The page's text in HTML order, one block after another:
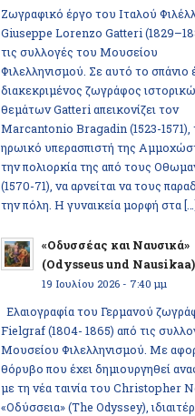
Ζωγραφικό έργο του Ιταλού
Giuseppe Lorenzo Gatteri
τις συλλογές του Μουσείου
Φιλελληνισμού. Σε αυτό το σπάνιο
διακεκριμένος ζωγράφος
θεμάτων Gatteri απεικονίζει τον
Marcantonio Bragadin (1523-1571),
ηρωικό υπερασπιστή της
την πολιορκία της από τους
(1570-71), να αρνείται να τους
την πόλη. Η γυναικεία μορφή στα […]
«Οδυσσέας και Ναυσικά»
(Odysseus und Nausikaa)
19 Ιουλίου 2026 - 7:40 μμ
Ελαιογραφία του Γερμανού
Fielgraf (1804- 1865) από τις
Μουσείου Φιλελληνισμού. Με
θόρυβο που έχει δημιουργηθεί
με τη νέα ταινία του Christopher
«Οδύσσεια» (The Odyssey),